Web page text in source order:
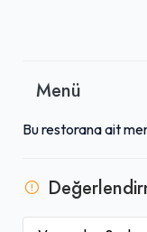
misafirlerine sıcak
geleneksel tatlara
Menü
Bu restorana ait